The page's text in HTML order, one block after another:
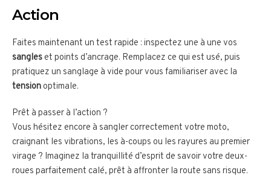
Action
Faites maintenant un test rapide : inspectez une à une vos
sangles et points d’ancrage. Remplacez ce qui est usé, puis
pratiquez un sanglage à vide pour vous familiariser avec la
tension optimale.
Prêt à passer à l’action ?
Vous hésitez encore à sangler correctement votre moto,
craignant les vibrations, les à-coups ou les rayures au premier
virage ? Imaginez la tranquillité d’esprit de savoir votre deux-
roues parfaitement calé, prêt à affronter la route sans risque.